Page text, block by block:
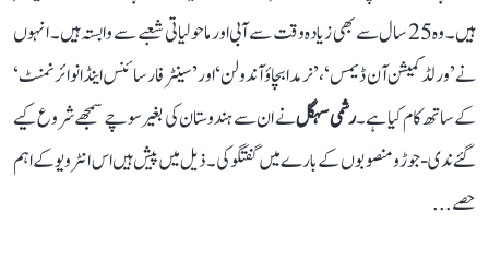
ہیں۔ وہ 25 سال سے بھی زیادہ وقت سے آبی اور ماحولیاتی شعبے سے وابستہ ہیں۔ انہوں
نے ’ورلڈ کمیشن آن ڈیمس‘، ’نرمدا بچاؤ آندولن‘ اور ’سینٹر فار سائنس اینڈ انوائرنمنٹ‘
کے ساتھ کام کیا ہے۔رشمی سہگلنے ان سے ہندوستان کی بغیر سوچے سمجھے شروع کیے
گئے ندی-جوڑو منصوبوں کے بارے میں گفتگو کی۔ ذیل میں پیش ہیں اس انٹرویو کے اہم
حصے...